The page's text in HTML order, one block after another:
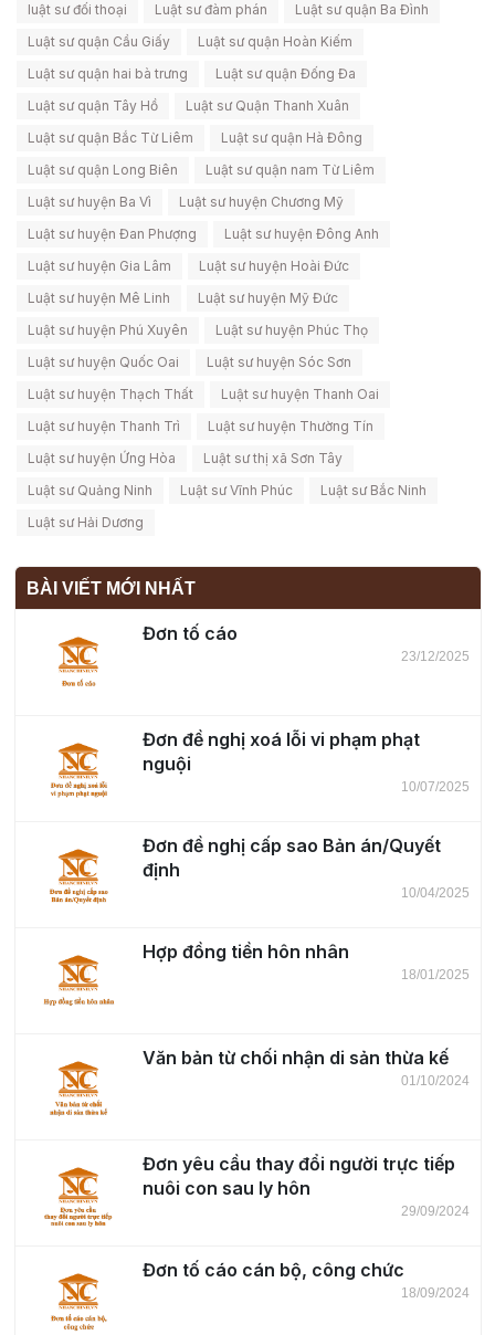
luật sư đối thoại
Luật sư đàm phán
Luật sư quận Ba Đình
Luật sư quận Cầu Giấy
Luật sư quận Hoàn Kiếm
Luật sư quận hai bà trưng
Luật sư quận Đống Đa
Luật sư quận Tây Hồ
Luật sư Quận Thanh Xuân
Luật sư quận Bắc Từ Liêm
Luật sư quận Hà Đông
Luật sư quận Long Biên
Luật sư quận nam Từ Liêm
Luật sư huyện Ba Vì
Luật sư huyện Chương Mỹ
Luật sư huyện Đan Phượng
Luật sư huyện Đông Anh
Luật sư huyện Gia Lâm
Luật sư huyện Hoài Đức
Luật sư huyện Mê Linh
Luật sư huyện Mỹ Đức
Luật sư huyện Phú Xuyên
Luật sư huyện Phúc Thọ
Luật sư huyện Quốc Oai
Luật sư huyện Sóc Sơn
Luật sư huyện Thạch Thất
Luật sư huyện Thanh Oai
Luật sư huyện Thanh Trì
Luật sư huyện Thường Tín
Luật sư huyện Ứng Hòa
Luật sư thị xã Sơn Tây
Luật sư Quảng Ninh
Luật sư Vĩnh Phúc
Luật sư Bắc Ninh
Luật sư Hải Dương
BÀI VIẾT MỚI NHẤT
Đơn tố cáo
23/12/2025
Đơn đề nghị xoá lỗi vi phạm phạt
nguội
10/07/2025
Đơn đề nghị cấp sao Bản án/Quyết
định
10/04/2025
Hợp đồng tiền hôn nhân
18/01/2025
Văn bản từ chối nhận di sản thừa kế
01/10/2024
Đơn yêu cầu thay đổi người trực tiếp
nuôi con sau ly hôn
29/09/2024
Đơn tố cáo cán bộ, công chức
18/09/2024